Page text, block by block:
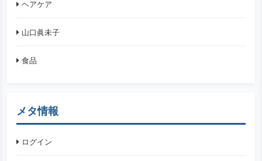
ヘアケア
山口眞未子
食品
メタ情報
ログイン